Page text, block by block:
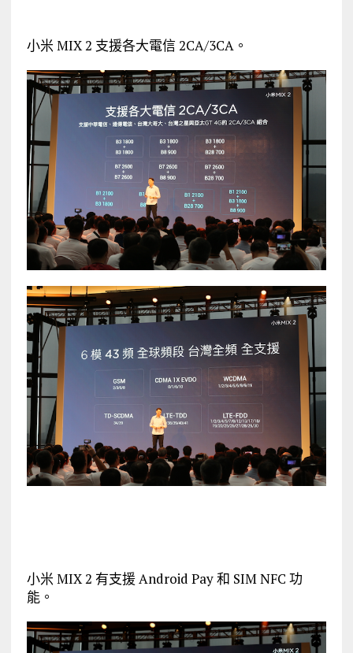
小米 MIX 2 支援各大電信 2CA/3CA。
小米 MIX 2 有支援 Android Pay 和 SIM NFC 功
能。